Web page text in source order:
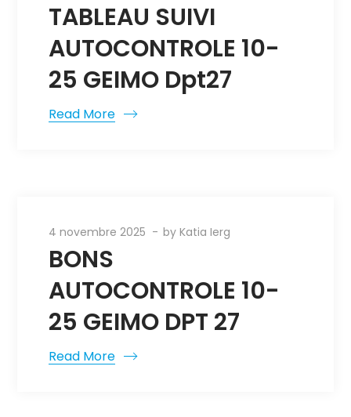
TABLEAU SUIVI
AUTOCONTROLE 10-
25 GEIMO Dpt27
Read More
4 novembre 2025 byKatia Ierg
BONS
AUTOCONTROLE 10-
25 GEIMO DPT 27
Read More